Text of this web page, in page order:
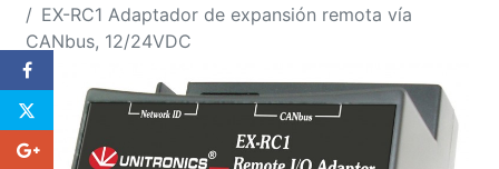
EX-RC1 Adaptador de expansión remota vía
CANbus, 12/24VDC